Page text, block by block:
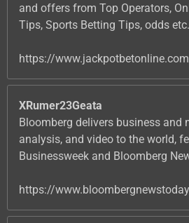
and offers from Top Operators,
Tips, Sports Betting Tips, odds etc.
https://
XRumer23Geata
Bloomberg delivers business and
analysis, and video to the world,
Businessweek and Bloomberg
https://